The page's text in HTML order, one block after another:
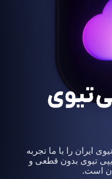
ایران را با ما تجربه
تیوی بدون قطعی و
است.